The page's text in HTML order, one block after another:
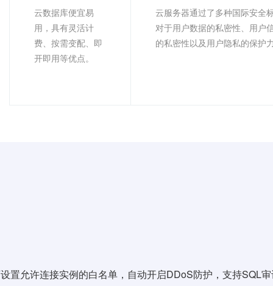
云数据库便宜易
用，具有灵活计
费、按需变配、即
开即用等优点。
云服务器通过了多种国际安全
对于用户数据的私密性、用户
的私密性以及用户隐私的保护
置允许连接实例的白名单，自动开启DDoS防护，支持SQL